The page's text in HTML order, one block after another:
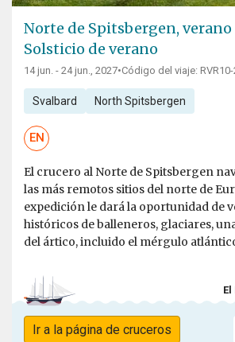
Norte de Spitsbergen,
Solsticio de verano
14 jun. - 24 jun., 2027•Código del viaje:
Svalbard North Spitsbergen
EN
El crucero al Norte de Spitsbergen
las más remotos sitios del norte de
expedición le dará la oportunidad de
históricos de balleneros, glaciares,
del ártico, incluido el mérgulo
Ir a la página de cruceros